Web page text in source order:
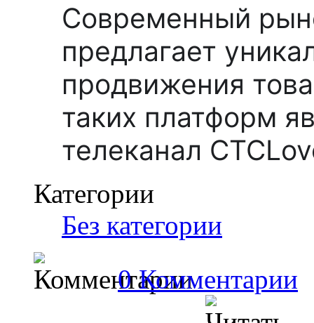
Современный
предлагает
продвижения
таких платформ
телеканал
Категории
Без категории
0 Комментарии